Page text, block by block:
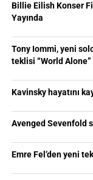
Billie Eilish Konser
Yayında
Tony Iommi, yeni
teklisi “World Alone”
Kavinsky hayatını
Avenged Sevenfold
Emre Fel’den yeni